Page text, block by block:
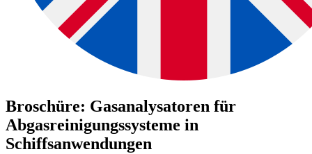
Broschüre: Gasanalysatoren für
Abgasreinigungssysteme in
Schiffsanwendungen